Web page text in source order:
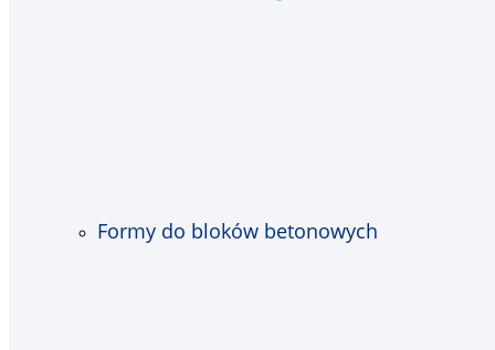
Formy do bloków betonowych